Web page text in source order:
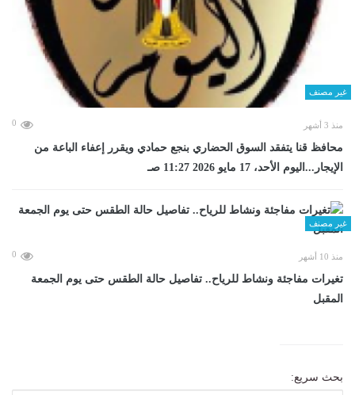
غير مصنف
منذ 3 أشهر 0
محافظ قنا يتفقد السوق الحضاري بنجع حمادي ويقرر إعفاء الباعة من
الإيجار...اليوم الأحد، 17 مايو 2026 11:27 صـ
غير مصنف
منذ 10 أشهر 0
تغيرات مفاجئة ونشاط للرياح.. تفاصيل حالة الطقس حتى يوم الجمعة
المقبل
بحث سريع: